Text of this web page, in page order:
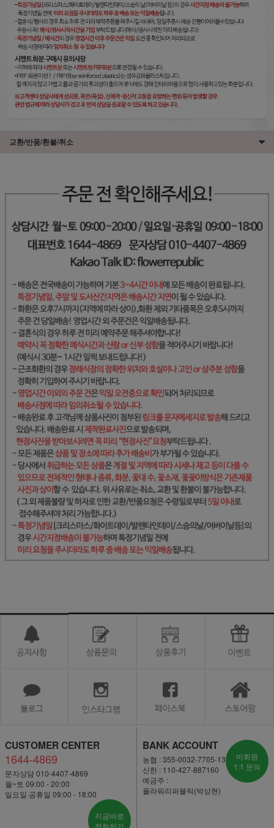
교환/반품/환불/취소
CUSTOMER CENTER
1644-4869
문자상담 010-4407-4869
월~토 09:00 - 20:00
일요일·공휴일 09:00 - 18:00
지금바로
전화하기
BANK ACCOUNT
농협 : 355-0032-7705-13
신한 : 110-427-887160
예금주 :
플라워리퍼블릭(박상현)
비회원
1:1 문의